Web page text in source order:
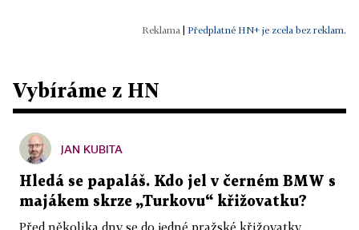
Předplatné HN+ je zcela bez reklam.
Vybíráme z HN
JAN KUBITA
Hledá se papaláš. Kdo jel v černém BMW s
majákem skrze „Turkovu“ křižovatku?
Před několika dny se do jedné pražské křižovatky